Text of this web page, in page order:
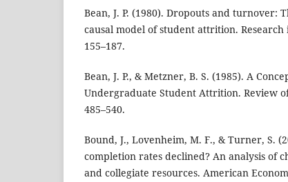
Bean, J. P. (1980). Dropouts and turnover:
causal model of student attrition.
155–187.
Bean, J. P., & Metzner, B. S. (1985). A
Undergraduate Student Attrition. Review
485–540.
Bound, J., Lovenheim, M. F., & Turner, S.
completion rates declined? An analysis of
and collegiate resources. American